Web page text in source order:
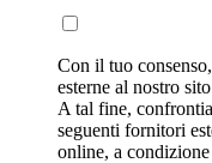
Con il tuo
esterne al nostro
A tal fine,
seguenti fornitori
online, a